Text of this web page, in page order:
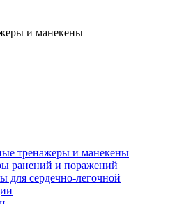
и манекены
тренажеры и манекены
ранений и поражений
для сердечно-легочной